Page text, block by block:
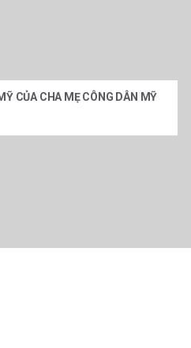
CỦA CHA MẸ CÔNG DÂN MỸ